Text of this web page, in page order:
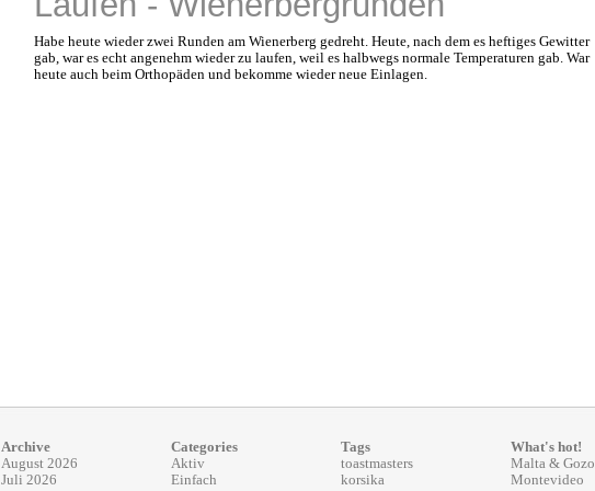
Habe heute wieder zwei Runden am Wienerberg gedreht. Heute, nach dem es heftiges Gewitter
gab, war es echt angenehm wieder zu laufen, weil es halbwegs normale Temperaturen gab. War
heute auch beim Orthopäden und bekomme wieder neue Einlagen.
Archive
August 2026
Juli 2026
Categories
Aktiv
Einfach
Tags
toastmasters
korsika
What's hot!
Malta & Gozo
Montevideo